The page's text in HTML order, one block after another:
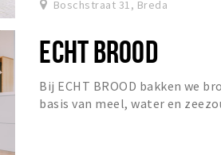
Boschstraat 31, Breda
ECHT BROOD
Bij ECHT BROOD bakken we
basis van meel, water en